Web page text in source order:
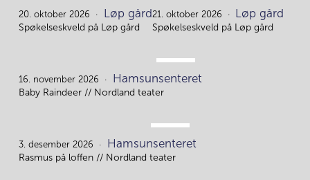
20.
20. oktober 2026 Løp gård
Spøkelseskveld på Løp gård
21.
21. oktober 2026 Løp gård
Spøkelseskveld på Løp gård
16.
16. november 2026 Hamsunsenteret
Baby Raindeer // Nordland teater
3.
3. desember 2026 Hamsunsenteret
Rasmus på loffen // Nordland teater